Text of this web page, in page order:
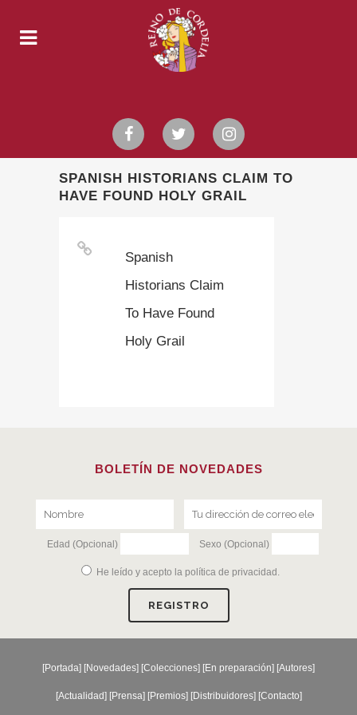
SPANISH HISTORIANS CLAIM TO
HAVE FOUND HOLY GRAIL
Spanish
Historians Claim
To Have Found
Holy Grail
BOLETÍN DE NOVEDADES
Edad (Opcional) Sexo (Opcional)
He leído y acepto la política de privacidad .
[Portada] [Novedades] [Colecciones] [En preparación] [Autores]
[Actualidad] [Prensa] [Premios] [Distribuidores] [Contacto]